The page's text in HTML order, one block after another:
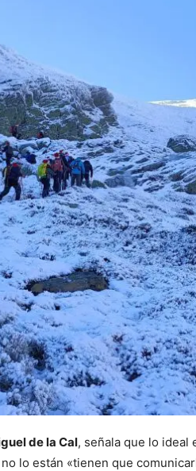
de la Cal, señala que lo ideal
lo están «tienen que